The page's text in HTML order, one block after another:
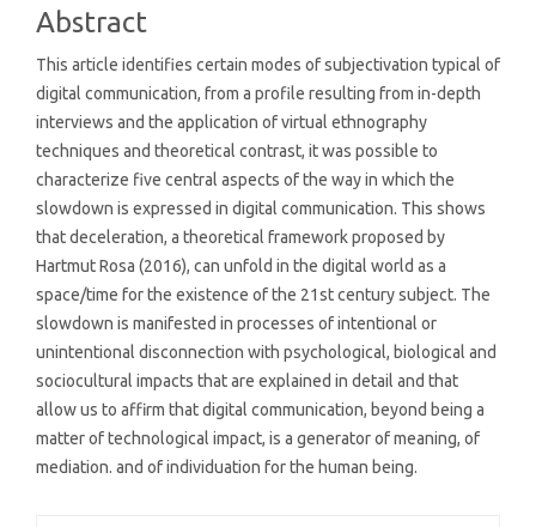
Abstract
This article identifies certain modes of subjectivation typical of
digital communication, from a profile resulting from in-depth
interviews and the application of virtual ethnography
techniques and theoretical contrast, it was possible to
characterize five central aspects of the way in which the
slowdown is expressed in digital communication. This shows
that deceleration, a theoretical framework proposed by
Hartmut Rosa (2016), can unfold in the digital world as a
space/time for the existence of the 21st century subject. The
slowdown is manifested in processes of intentional or
unintentional disconnection with psychological, biological and
sociocultural impacts that are explained in detail and that
allow us to affirm that digital communication, beyond being a
matter of technological impact, is a generator of meaning, of
mediation. and of individuation for the human being.